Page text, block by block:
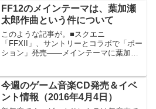
にやるのは、8月までおあずけかな
あ……。
FF12のメインテーマは、葉加瀬
太郎作曲という件について
このような記事が。■スクエニ
「FFXII」、サントリーとコラボで「ポー
ション」発売――メインテーマに葉加瀬
「ゲームミュージックなブログ」なの
で、ゲーム音楽の方に触れたい...
今週のゲーム音楽CD発売＆イベ
ント情報（2016年4月4日）